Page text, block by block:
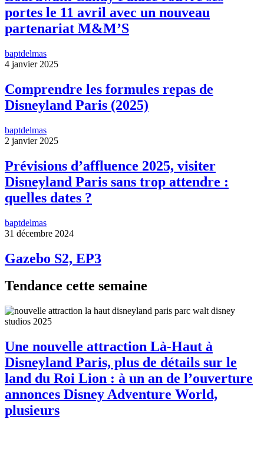
portes le 11 avril avec un nouveau
partenariat M&M’S
baptdelmas
4 janvier 2025
Comprendre les formules repas de
Disneyland Paris (2025)
baptdelmas
2 janvier 2025
Prévisions d’affluence 2025, visiter
Disneyland Paris sans trop attendre :
quelles dates ?
baptdelmas
31 décembre 2024
Gazebo S2, EP3
Tendance cette semaine
Une nouvelle attraction Là-Haut à
Disneyland Paris, plus de détails sur le
land du Roi Lion : à un an de l’ouverture
annonces Disney Adventure World,
plusieurs